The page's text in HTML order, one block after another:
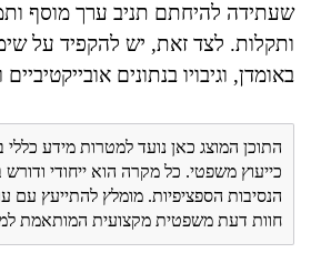
שעתידה להיחתם תניב ערך מוסף
ותקלות. לצד זאת, יש להקפיד על
באומדן, וגיבויו בנתונים אובייקטיביים
התוכן המוצג כאן נועד למטרות מידע כללי
כייעוץ משפטי. כל מקרה הוא ייחודי
הנסיבות הספציפיות. מומלץ להתייעץ עם
חוות דעת משפטית מקצועית המותאמת